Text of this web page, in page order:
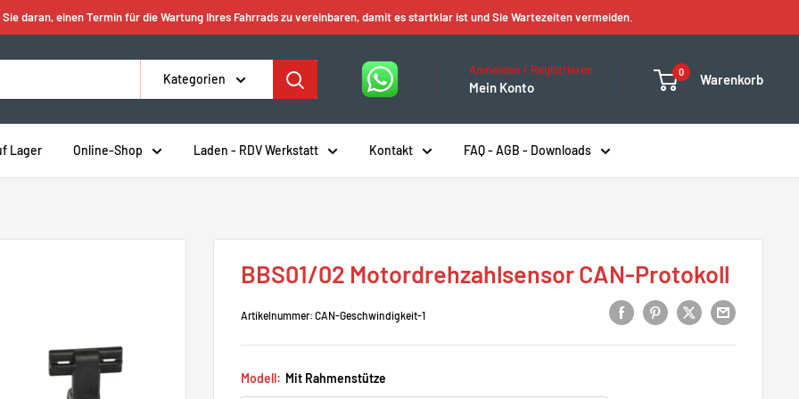
daran, einen Termin für die Wartung Ihres Fahrrads zu vereinbaren, damit es startklar ist und Sie Wartezeiten vermeiden.
Kategorien
Anmelden / Registrieren
Mein Konto
0 Warenkorb
Lager Online-Shop Laden - RDV Werkstatt Kontakt FAQ - AGB - Downloads
BBS01/02 Motordrehzahlsensor CAN-Protokoll
Artikelnummer: CAN-Geschwindigkeit-1
Modell: Mit Rahmenstütze